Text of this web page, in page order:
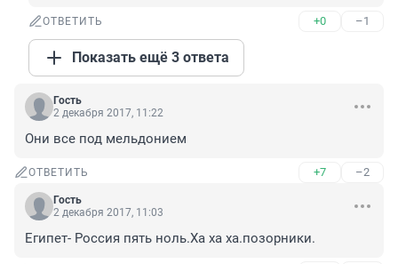
ОТВЕТИТЬ +0 –1
Показать ещё 3 ответа
Гость
2 декабря 2017, 11:22
Они все под мельдонием
ОТВЕТИТЬ +7 –2
Гость
2 декабря 2017, 11:03
Египет- Россия пять ноль.Ха ха ха.позорники.